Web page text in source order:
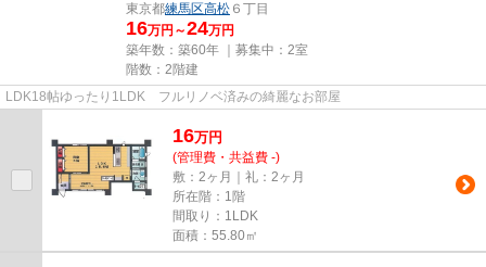
東京都練馬区高松 ６丁目
16万円～24万円
築年数：築60年 ｜募集中： 2室
階数：2階建
LDK18帖ゆったり1LDK フルリノベ済みの綺麗なお部屋
16万円
(管理費・共益費 -)
敷：2ヶ月｜礼：2ヶ月
所在階：1階
間取り：1LDK
面積：55.80㎡